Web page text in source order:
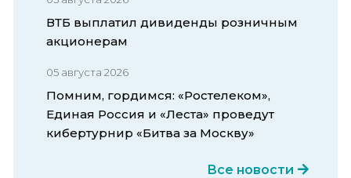
ВТБ выплатил дивиденды розничным
акционерам
05 августа 2026
Помним, гордимся: «Ростелеком»,
Единая Россия и «Леста» проведут
кибертурнир «Битва за Москву»
Все новости